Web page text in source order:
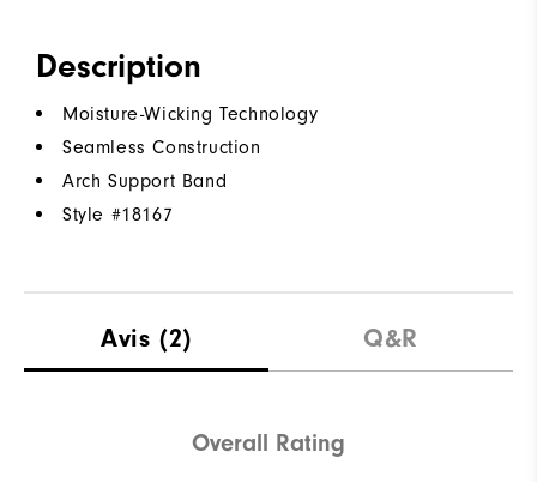
Description
Moisture-Wicking Technology
Seamless Construction
Arch Support Band
Style #18167
Avis (2) Q&R
Overall Rating